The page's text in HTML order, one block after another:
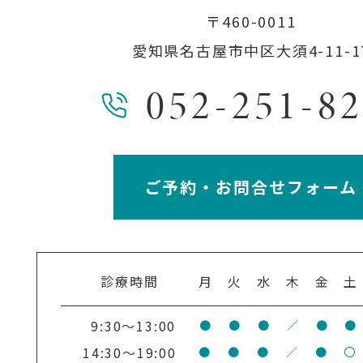
〒460-0011
愛知県名古屋市中区大須4-11-
052-251-
ご予約・お問合せフォーム
診療時間 月 火 水 木 金 土
9:30～13:00 ● ● ● ／ ● ●
14:30～19:00 ● ● ● ／ ● 〇